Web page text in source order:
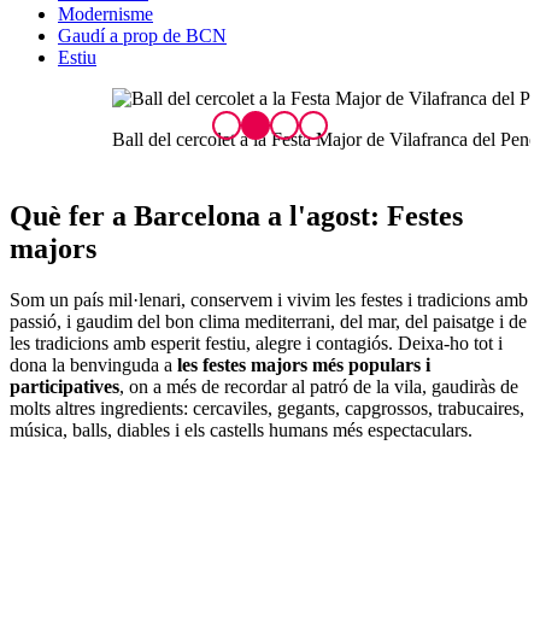
Modernisme
Gaudí a prop de BCN
Estiu
Ball del cercolet a la Festa Major de Vilafranca del Penedès
Què fer a Barcelona a l'agost: Festes
majors
Som un país mil·lenari, conservem i vivim les festes i tradicions amb
passió, i gaudim del bon clima mediterrani, del mar, del paisatge i de
les tradicions amb esperit festiu, alegre i contagiós. Deixa-ho tot i
dona la benvinguda ales festes majors més populars i
participatives, on a més de recordar al patró de la vila, gaudiràs de
molts altres ingredients: cercaviles, gegants, capgrossos, trabucaires,
música, balls, diables i els castells humans més espectaculars.